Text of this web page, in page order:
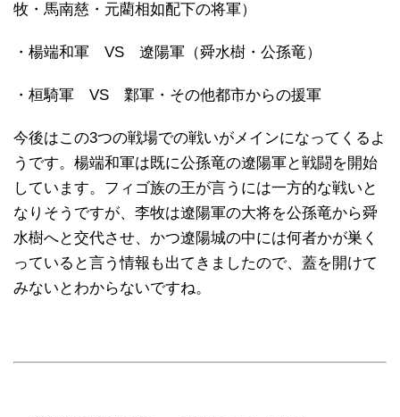
牧・馬南慈・元藺相如配下の将軍）
・楊端和軍 VS 遼陽軍（舜水樹・公孫竜）
・桓騎軍 VS 鄴軍・その他都市からの援軍
今後はこの3つの戦場での戦いがメインになってくるよ
うです。楊端和軍は既に公孫竜の遼陽軍と戦闘を開始
しています。フィゴ族の王が言うには一方的な戦いと
なりそうですが、李牧は遼陽軍の大将を公孫竜から舜
水樹へと交代させ、かつ遼陽城の中には何者かが巣く
っていると言う情報も出てきましたので、蓋を開けて
みないとわからないですね。